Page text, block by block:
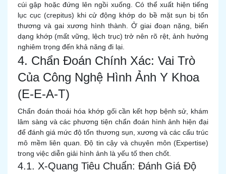
cúi gập hoặc đứng lên ngồi xuống. Có thể xuất hiện tiếng
lục cục (crepitus) khi cử động khớp do bề mặt sụn bị tổn
thương và gai xương hình thành. Ở giai đoạn nặng, biến
dạng khớp (mất vững, lệch trục) trở nên rõ rệt, ảnh hưởng
nghiêm trọng đến khả năng đi lại.
4. Chẩn Đoán Chính Xác: Vai Trò
Của Công Nghệ Hình Ảnh Y Khoa
(E-E-A-T)
Chẩn đoán thoái hóa khớp gối cần kết hợp bệnh sử, khám
lâm sàng và các phương tiện chẩn đoán hình ảnh hiện đại
để đánh giá mức độ tổn thương sụn, xương và các cấu trúc
mô mềm liên quan. Độ tin cậy và chuyên môn (Expertise)
trong việc diễn giải hình ảnh là yếu tố then chốt.
4.1. X-Quang Tiêu Chuẩn: Đánh Giá Độ